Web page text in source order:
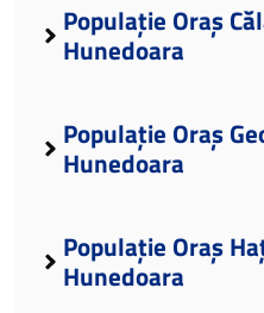
Populație Oraș
Hunedoara
Populație Oraș
Hunedoara
Populație Oraș
Hunedoara